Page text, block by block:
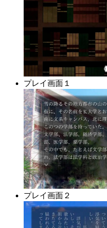
プレイ画面１
プレイ画面２